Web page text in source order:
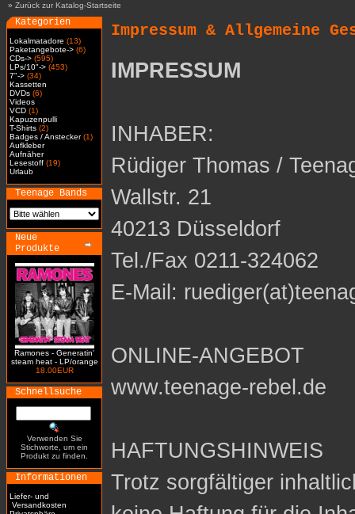
» Zurück zur Katalog-Startseite
Kategorien
Lokalmatadore (13)
Paketangebote-> (6)
CDs-> (595)
LPs/10"-> (453)
7"-> (34)
Kassetten
DVDs (6)
Videos
VCD (1)
Kapuzenpulli
T-Shirts (2)
Badges / Anstecker(1)
Aufkleber
Aufnäher
Lesestoff (19)
Urlaub
Teenage Bands
Neue
Produkte
Ramones - Generatin'
steam heat - LP/orange
18.00EUR
Schnellsuche
Verwenden Sie
Stichworte, um ein
Produkt zu finden.
Informationen
Liefer- und
Versandkosten
Impressum & Allgemeine
IMPRESSUM
INHABER:
Rüdiger Thomas /
Wallstr. 21
40213 Düsseldorf
Tel./Fax 0211-324062
E-Mail:
ONLINE-ANGEBOT
www.teenage-rebel.de
HAFTUNGSHINWEIS
Trotz sorgfältiger